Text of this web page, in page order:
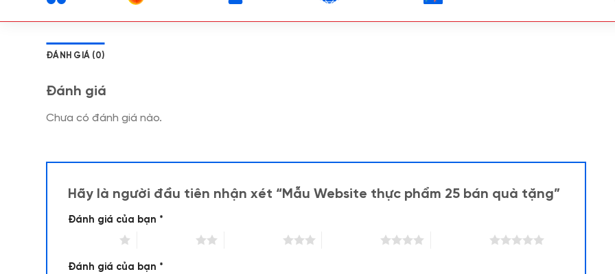
ĐÁNH GIÁ (0)
Đánh giá
Chưa có đánh giá nào.
Hãy là người đầu tiên nhận xét “Mẫu Website thực phẩm 25 bán quà tặng”
Đánh giá của bạn *
Đánh giá của bạn *